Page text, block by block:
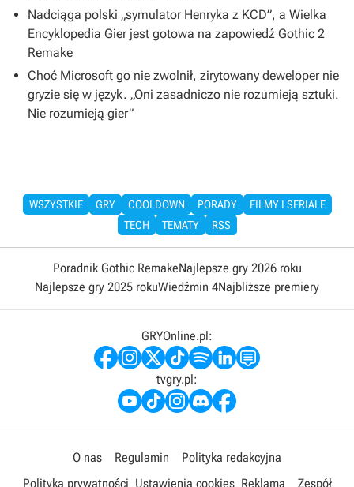
Nadciąga polski „symulator Henryka z KCD”, a Wielka
Encyklopedia Gier jest gotowa na zapowiedź Gothic 2
Remake
Choć Microsoft go nie zwolnił, zirytowany deweloper nie
gryzie się w język. „Oni zasadniczo nie rozumieją sztuki.
Nie rozumieją gier”
WSZYSTKIE GRY COOLDOWN PORADY
FILMY I SERIALE
TECH
TEMATY RSS
Poradnik Gothic RemakeNajlepsze gry 2026 roku
Najlepsze gry 2025 rokuWiedźmin 4Najbliższe premiery
GRYOnline.pl:
tvgry.pl:
O nas Regulamin
Polityka redakcyjna
Polityka prywatności Ustawienia cookies Reklama Zespół